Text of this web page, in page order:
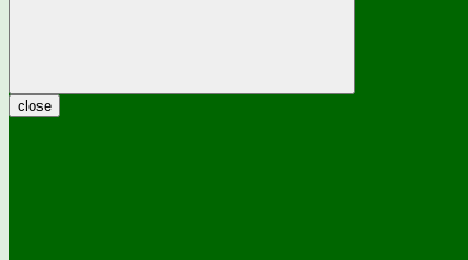
close